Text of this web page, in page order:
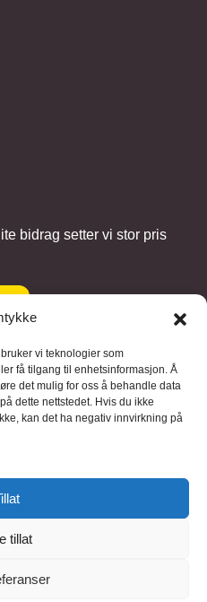
vi teknologier som
få tilgang til enhetsinformasjon. Å
det mulig for oss å behandle data
dette nettstedet. Hvis du ikke
kan det ha negativ innvirkning på
tillat
bidrag setter vi stor pris